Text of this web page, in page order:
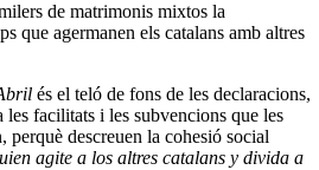
de matrimonis mixtos la
que agermanen els catalans amb altres
és el teló de fons de les declaracions,
facilitats i les subvencions que les
perquè descreuen la cohesió social
agite a los altres catalans y divida a